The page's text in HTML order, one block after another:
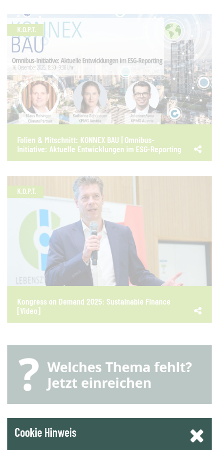
K.O.P.T.
Folien & Mitschnitt: KONNEX BAU | Omnibus-
Initiative: Aktuelle Entwicklungen im ESG-Reporting
K.O.P.T.
Kongress on Demand 2025: Sustainable Finance
[Video]
YouTube
Cookie Hinweis